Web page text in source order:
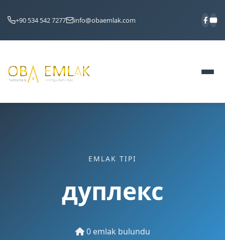
+90 534 542 7277 info@obaemlak.com
EMLAK TIPI
дуплекс
0 emlak bulundu